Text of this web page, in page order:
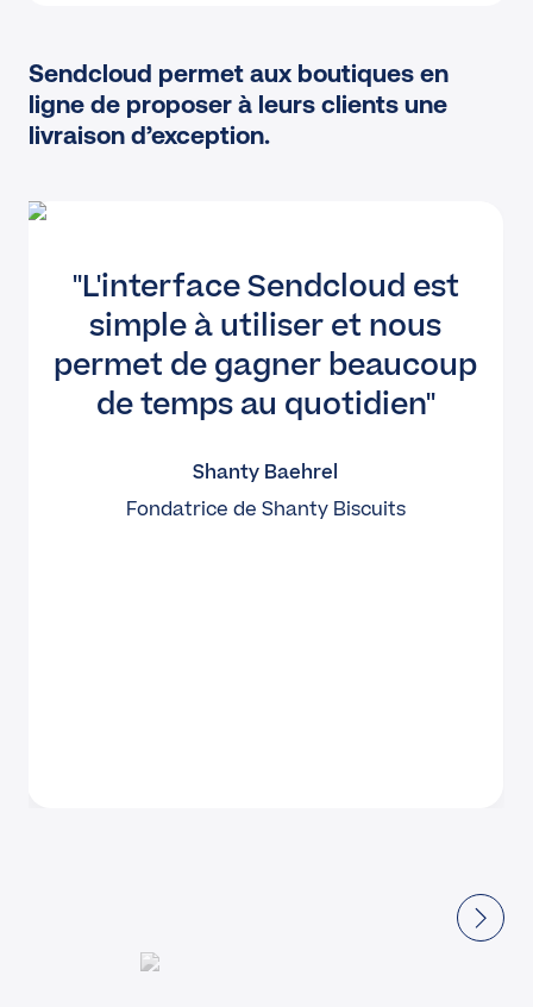
Sendcloud permet aux boutiques en
ligne de proposer à leurs clients une
livraison d’exception.
L'interface Sendcloud est
simple à utiliser et nous
permet de gagner beaucoup
de temps au quotidien
Shanty Baehrel
Fondatrice de Shanty Biscuits